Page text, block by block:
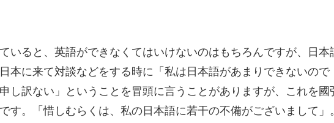
いると、英語ができなくてはいけないのはもちろんですが、日本
本に来て対談などをする時に「私は日本語があまりできないので
し訳ない」ということを冒頭に言うことがありますが、これを國
す。「惜しむらくは、私の日本語に若干の不備がございまして」。